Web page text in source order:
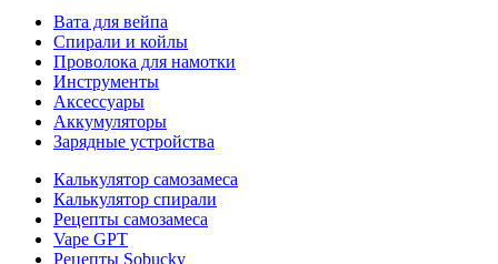
Вата для вейпа
Спирали и койлы
Проволока для намотки
Инструменты
Аксесcуары
Аккумуляторы
Зарядные устройства
Калькулятор самозамеса
Калькулятор спирали
Рецепты самозамеса
Vape GPT
Рецепты Sobucky